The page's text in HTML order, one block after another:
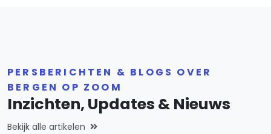
PERSBERICHTEN & BLOGS OVER
BERGEN OP ZOOM
Inzichten, Updates & Nieuws
Bekijk alle artikelen